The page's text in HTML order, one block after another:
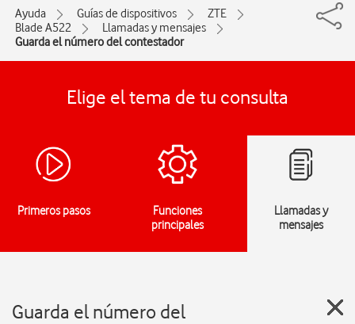
Ayuda Guías de dispositivos
ZTE
Blade A522
Llamadas y mensajes
Guarda el número del contestador
Elige el tema de tu consulta
Primeros pasos
Funciones
principales
Llamadas y
mensajes
Guarda el número del